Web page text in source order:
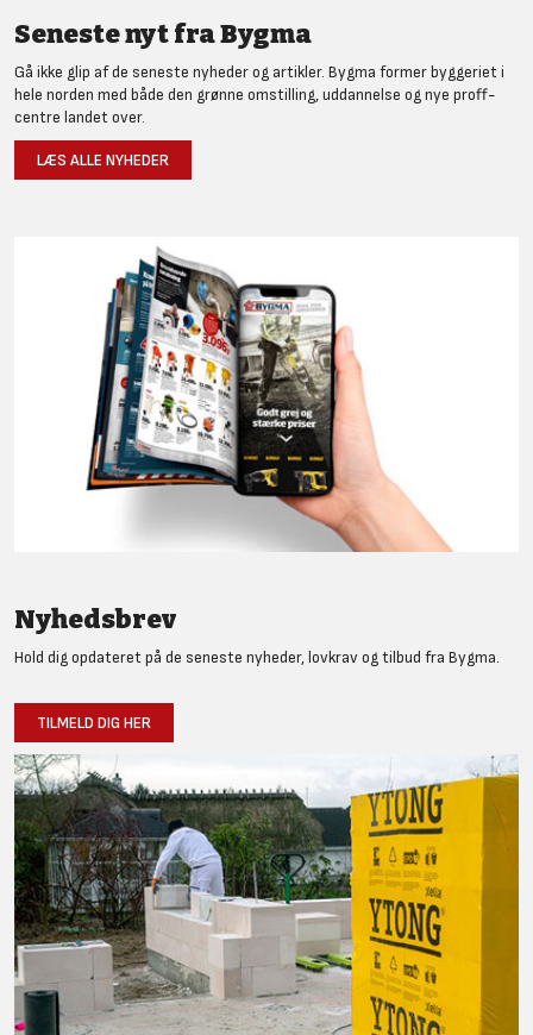
Seneste nyt fra Bygma
Gå ikke glip af de seneste nyheder og artikler. Bygma former byggeriet i
hele norden med både den grønne omstilling, uddannelse og nye proff-
centre landet over.
LÆS ALLE NYHEDER
Nyhedsbrev
Hold dig opdateret på de seneste nyheder, lovkrav og tilbud fra Bygma.
TILMELD DIG HER